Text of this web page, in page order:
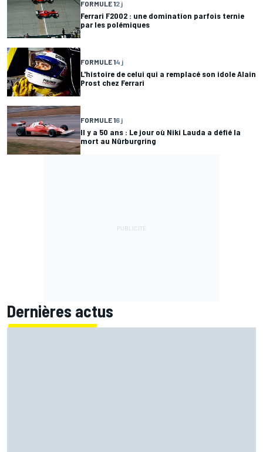
FORMULE 12 j
Ferrari F2002 : une domination parfois ternie
par les polémiques
FORMULE 14 j
L'histoire de celui qui a remplacé son idole Alain
Prost chez Ferrari
FORMULE 16 j
Il y a 50 ans : Le jour où Niki Lauda a défié la
mort au Nürburgring
Dernières actus